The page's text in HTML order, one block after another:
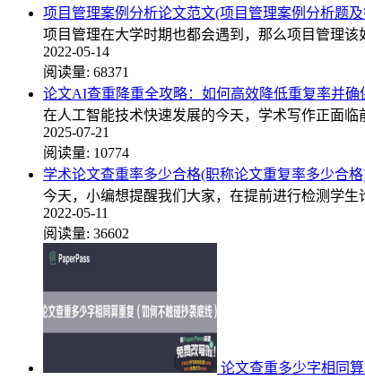
项目管理案例分析论文范文(项目管理案例分析题
项目管理在大学时期也都会遇到，那么项目管理
2022-05-14
阅读量: 68371
论文AI查重降重全攻略：如何高效降低重复率并确
在人工智能技术快速发展的今天，学术写作正面
2025-07-21
阅读量: 10774
学术论文查重率多少合格(职称论文重复率多少合
今天，小编想提醒我们大家，在提前进行检测学
2022-05-11
阅读量: 36602
论文查重多少字相同